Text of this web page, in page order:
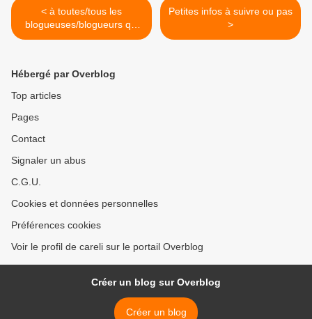
< à toutes/tous les
blogueuses/blogueurs qui
me lisent
Petites infos à suivre ou pas
>
Hébergé par Overblog
Top articles
Pages
Contact
Signaler un abus
C.G.U.
Cookies et données personnelles
Préférences cookies
Voir le profil de careli sur le portail Overblog
Créer un blog sur Overblog
Créer un blog